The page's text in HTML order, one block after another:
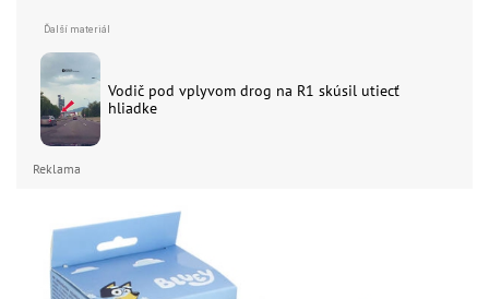
Vodič pod vplyvom drog na R1 skúsil utiecť
hliadke
Reklama